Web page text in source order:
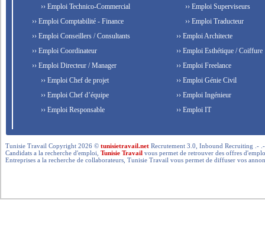
›› Emploi Technico-Commercial
›› Emploi Comptabilité - Finance
›› Emploi Conseillers / Consultants
›› Emploi Coordinateur
›› Emploi Directeur / Manager
›› Emploi Chef de projet
›› Emploi Chef d’équipe
›› Emploi Responsable
›› Emploi Superviseurs
›› Emploi Traducteur
›› Emploi Architecte
›› Emploi Esthétique / Coiffure
›› Emploi Freelance
›› Emploi Génie Civil
›› Emploi Ingénieur
›› Emploi IT
Tunisie Travail Copyright 2026 ©tunisietravail.net Recrutement 3.0, Inbound Recruiting .-
Candidats a la recherche d'emploi,Tunisie Travail vous permet de retrouver des offres
Entreprises a la recherche de collaborateurs, Tunisie Travail vous permet de diffuser vos